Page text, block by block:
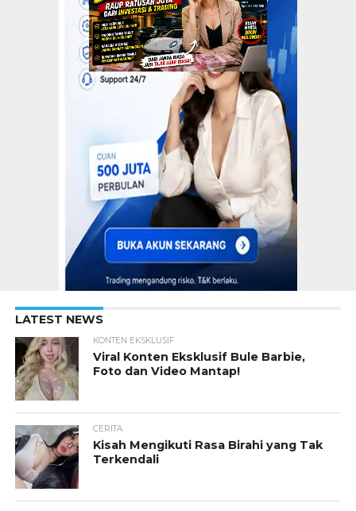
LATEST NEWS
KONTEN EKSKLUSIF
Viral Konten Eksklusif Bule Barbie,
Foto dan Video Mantap!
CERITA
Kisah Mengikuti Rasa Birahi yang Tak
Terkendali